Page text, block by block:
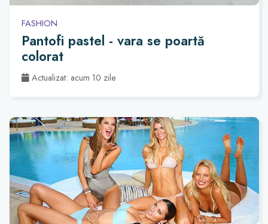
FASHION
Pantofi pastel - vara se poartă
colorat
Actualizat: acum 10 zile